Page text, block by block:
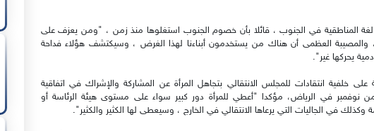
لغة المناطقية في الجنوب ، قائلا بأن خصوم الجنوب استغلوها منذ زمن ، "ومن يعزف على
، والمصيبة العظمى أن هناك من يستخدمون أبناءنا لهذا الغرض ، وسيكتشف هؤلاء فداحة
يحركها غير".
على خلفية انتقادات للمجلس الانتقالي بتجاهل المرأة عن المشاركة والإشراك في اتفاقية
نوفمبر في الرياض، مؤكدا "أعطي للمرأة دور كبير سواء على مستوى هيئة الرئاسة أو
وكذلك في الجاليات التي يرعاها الانتقالي في الخارج ، وسيعطى لها الكثير والكثير".